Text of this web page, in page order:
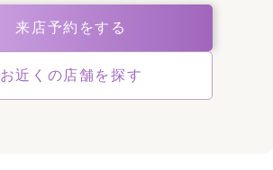
来店予約をする
お近くの店舗を探す